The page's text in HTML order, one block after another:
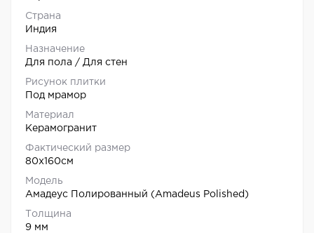
Страна
Индия
Назначение
Для пола / Для стен
Рисунок плитки
Под мрамор
Материал
Керамогранит
Фактический размер
80x160см
Модель
Амадеус Полированный (Amadeus Polished)
Толщина
9 мм